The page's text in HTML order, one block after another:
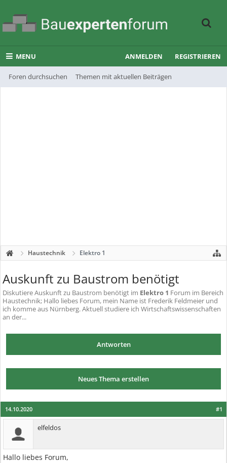
MENU
Foren durchsuchen Themen mit aktuellen Beiträgen
ANMELDEN REGISTRIEREN
Haustechnik Elektro 1
Auskunft zu Baustrom benötigt
DiskutiereAuskunft zu Baustrom benötigt im Elektro 1 Forum im Bereich
Haustechnik; Hallo liebes Forum, mein Name ist Frederik Feldmeier und
ich komme aus Nürnberg. Aktuell studiere ich Wirtschaftswissenschaften
an der...
Antworten
Neues Thema erstellen
#1
14.10.2020
elfeldos
Hallo liebes Forum,